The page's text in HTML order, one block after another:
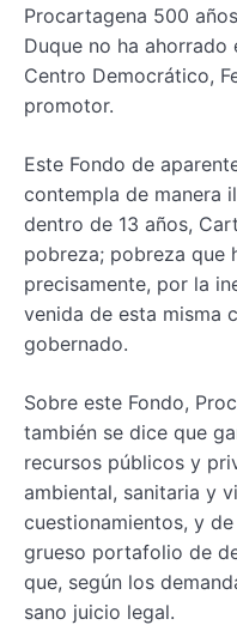
Procartagena 500
Duque no ha
Centro Democrático,
promotor.
Este Fondo de
contempla de manera
dentro de 13 años,
pobreza; pobreza que
precisamente, por la
venida de esta misma
gobernado.
Sobre este Fondo,
también se dice que
recursos públicos y
ambiental, sanitaria y
cuestionamientos, y
grueso portafolio de
que, según los
sano juicio legal.